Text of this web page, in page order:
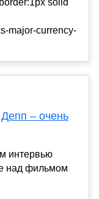
solid
major-currency-
– очень
интервью
над фильмом